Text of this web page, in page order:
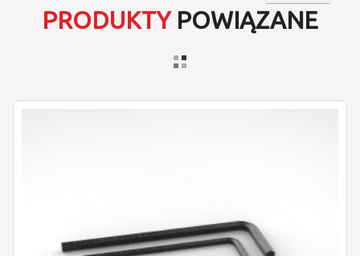
PRODUKTYPOWIĄZANE